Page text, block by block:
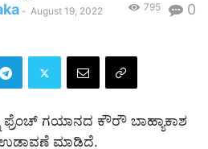
- August 19, 2022 0
795
ಫ್ರೆಂಚ್​ ಗಯಾನದ ಕೌರೌ ಬಾಹ್ಯಾಕಾಶ
ಉಡಾವಣೆ ಮಾಡಿದೆ.